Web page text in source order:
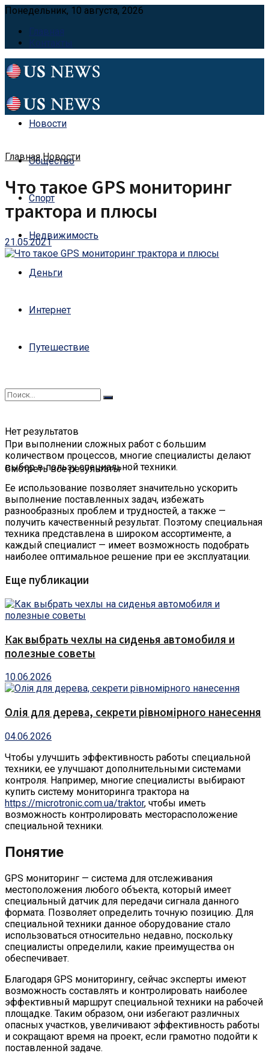
Понедельник, 10 августа, 2026
Главная
Контакты
Новости
Общество
Спорт
Недвижимость
Деньги
Интернет
Путешествие
Нет результатов
Смотреть все результаты
Главная Новости
Что такое GPS мониторинг
трактора и плюсы
21.05.2021
При выполнении сложных работ с большим
количеством процессов, многие специалисты делают
выбор в пользу специальной техники.
Ее использование позволяет значительно ускорить
выполнение поставленных задач, избежать
разнообразных проблем и трудностей, а также —
получить качественный результат. Поэтому специальная
техника представлена в широком ассортименте, а
каждый специалист — имеет возможность подобрать
наиболее оптимальное решение при ее эксплуатации.
Еще публикации
Как выбрать чехлы на сиденья автомобиля и
полезные советы
10.06.2026
Олія для дерева, секрети рівномірного нанесення
04.06.2026
Чтобы улучшить эффективность работы специальной
техники, ее улучшают дополнительными системами
контроля. Например, многие специалисты выбирают
купить систему мониторинга трактора на
https://microtronic.com.ua/traktor, чтобы иметь
возможность контролировать месторасположение
специальной техники.
Понятие
GPS мониторинг — система для отслеживания
местоположения любого объекта, который имеет
специальный датчик для передачи сигнала данного
формата. Позволяет определить точную позицию. Для
специальной техники данное оборудование стало
использоваться относительно недавно, поскольку
специалисты определили, какие преимущества он
обеспечивает.
Благодаря GPS мониторингу, сейчас эксперты имеют
возможность составлять и контролировать наиболее
эффективный маршрут специальной техники на рабочей
площадке. Таким образом, они избегают различных
опасных участков, увеличивают эффективность работы
и сокращают время на проект, если грамотно подойти к
поставленной задаче.